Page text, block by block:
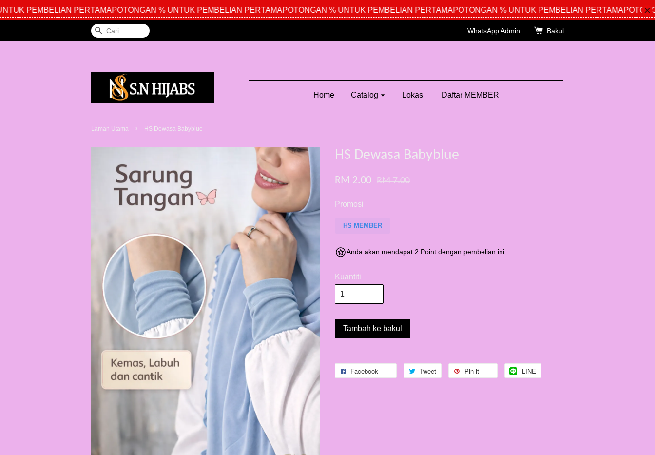
PEMBELIAN PERTAMAPOTONGAN % UNTUK PEMBELIAN PERTAMAPOTONGAN % UNTUK PEMBELIAN PERTAMAPOTONGAN % UNTUK PEMBELIAN PERTAMA
Cari WhatsApp Admin Bakul
Home Catalog Lokasi Daftar MEMBER
Laman Utama › HS Dewasa Babyblue
HS Dewasa Babyblue
RM 2.00 RM 7.00
Promosi
HS MEMBER
Anda akan mendapat 2 Point dengan pembelian ini
Kuantiti
Tambah ke bakul
Facebook Tweet Pin it LINE